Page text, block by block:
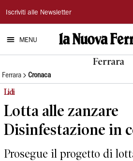
La
Nuova
Ferrara
Iscriviti alle Newsletter
MENU
Ferrara
Ferrara Cronaca
Lidi
Lotta alle zanzare
Disinfestazione in
Prosegue il progetto di